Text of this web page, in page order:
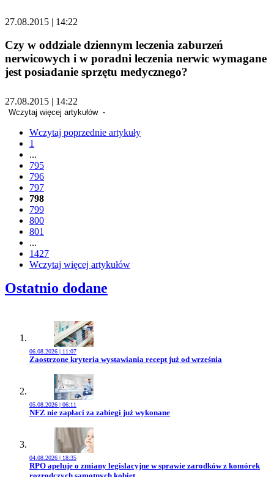
27.08.2015 | 14:22
Czy w oddziale dziennym leczenia zaburzeń
nerwicowych i w poradni leczenia nerwic wymagane
jest posiadanie sprzętu medycznego?
27.08.2015 | 14:22
Wczytaj więcej artykułów
Wczytaj poprzednie artykuły
1
...
795
796
797
798
799
800
801
...
1427
Wczytaj więcej artykułów
Ostatnio dodane
06.08.2026 | 11:07
Przejdź do artykułu:
Zaostrzone kryteria wystawiania recept już od września
05.08.2026 | 06:11
Przejdź do artykułu:
NFZ nie zapłaci za zabiegi już wykonane
04.08.2026 | 18:35
Przejdź do artykułu:
RPO apeluje o zmiany legislacyjne w sprawie zarodków z komórek